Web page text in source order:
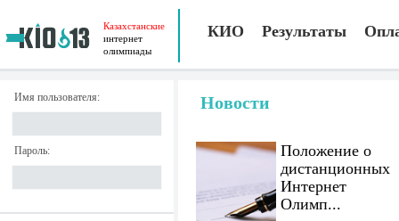
Казахстанские
интернет
олимпиады
КИО Результаты
Имя пользователя:
Пароль:
Новости
Положение о
дистанционных
Интернет
Олимп...